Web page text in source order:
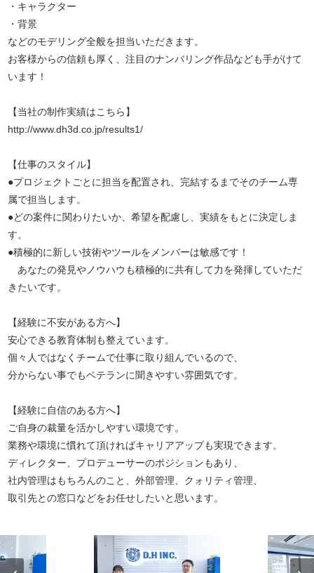
・キャラクター
・背景
などのモデリング全般を担当いただきます。
お客様からの信頼も厚く、注目のナンバリング作品なども手がけて
います！
【当社の制作実績はこちら】
http://www.dh3d.co.jp/results1/
【仕事のスタイル】
●プロジェクトごとに担当を配置され、完結するまでそのチーム専
属で担当します。
●どの案件に関わりたいか、希望を配慮し、実績をもとに決定しま
す。
●積極的に新しい技術やツールをメンバーは敏感です！
あなたの発見やノウハウも積極的に共有して力を発揮していただ
きたいです。
【経験に不安がある方へ】
安心できる教育体制も整えています。
個々人ではなくチームで仕事に取り組んでいるので、
分からない事でもベテランに聞きやすい雰囲気です。
【経験に自信のある方へ】
ご自身の裁量を活かしやすい環境です。
業務や環境に慣れて頂ければキャリアアップも実現できます。
ディレクター、プロデューサーのポジションもあり、
社内管理はもちろんのこと、外部管理、クォリティ管理、
取引先との窓口などをお任せしたいと思います。